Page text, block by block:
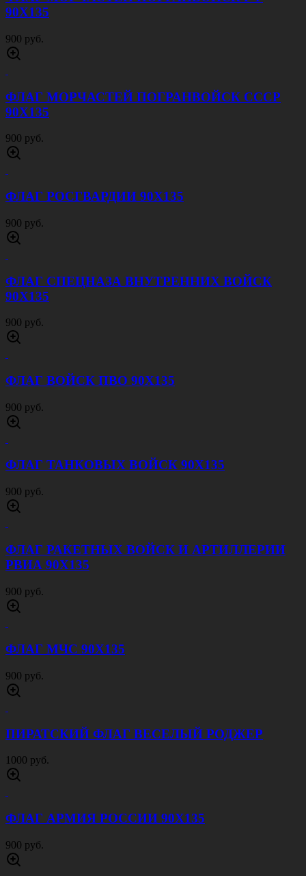
90Х135
900 руб.
ФЛАГ МОРЧАСТЕЙ ПОГРАНВОЙСК СССР
90Х135
900 руб.
ФЛАГ РОСГВАРДИИ 90Х135
900 руб.
ФЛАГ СПЕЦНАЗА ВНУТРЕННИХ ВОЙСК
90Х135
900 руб.
ФЛАГ ВОЙСК ПВО 90Х135
900 руб.
ФЛАГ ТАНКОВЫХ ВОЙСК 90Х135
900 руб.
ФЛАГ РАКЕТНЫХ ВОЙСК И АРТИЛЛЕРИИ
РВИА 90Х135
900 руб.
ФЛАГ МЧС 90Х135
900 руб.
ПИРАТСКИЙ ФЛАГ ВЕСЕЛЫЙ РОДЖЕР
1000 руб.
ФЛАГ АРМИЯ РОССИИ 90Х135
900 руб.